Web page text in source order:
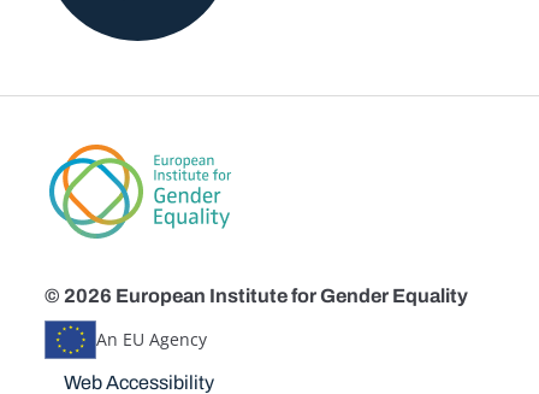
© 2026 European Institute for Gender Equality
An EU Agency
Disclaimers
Web Accessibility